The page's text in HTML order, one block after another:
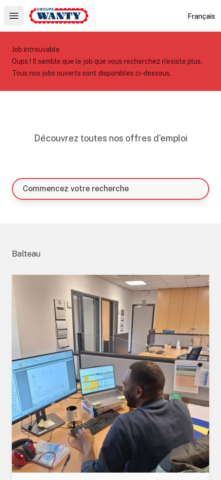
Open main menu
Le Groupe Wanty Français
Job introuvable
Oups ! Il semble que le job que vous recherchez n'existe plus.
Tous nos jobs ouverts sont disponibles ci-dessous.
Découvrez toutes nos offres d'emploi
Commencez votre recherche
Balteau